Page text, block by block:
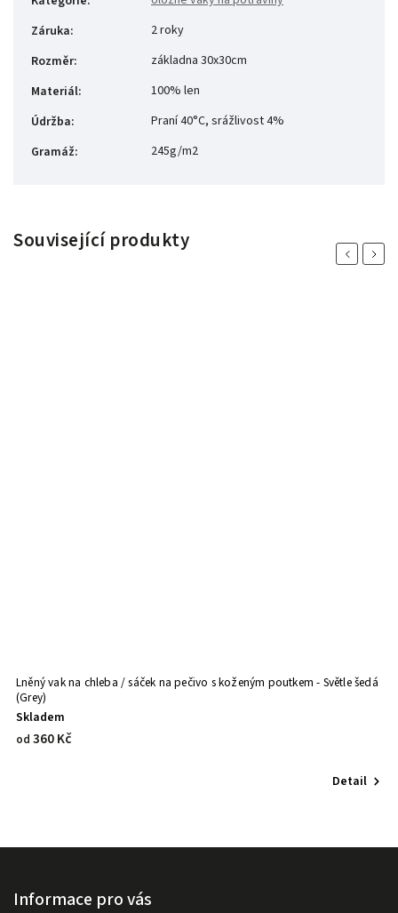
Záruka:
2 roky
Rozměr:
základna 30x30cm
Materiál:
100% len
Údržba:
Praní 40°C, srážlivost 4%
Gramáž: 245g/m2
Související produkty
Previous
Lněný vak na chleba / sáček na pečivo s koženým poutkem - Světle šedá
(Grey)
Skladem
od 360 Kč
Detail
Next
Informace pro vás